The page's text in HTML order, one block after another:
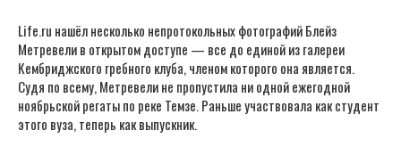
Life.ru нашёл несколько непротокольных фотографий Блейз
Метревели в открытом доступе — все до единой из галереи
Кембриджского гребного клуба, членом которого она является.
Судя по всему, Метревели не пропустила ни одной ежегодной
ноябрьской регаты по реке Темзе. Раньше участвовала как студент
этого вуза, теперь как выпускник.